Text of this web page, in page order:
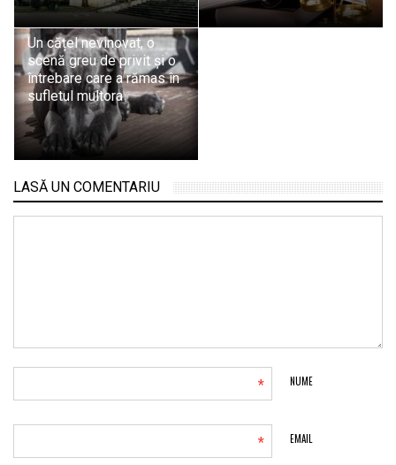
Un cățel nevinovat, o
scenă greu de privit și o
întrebare care a rămas în
sufletul multora
LASĂ UN COMENTARIU
NUME
*
EMAIL
*